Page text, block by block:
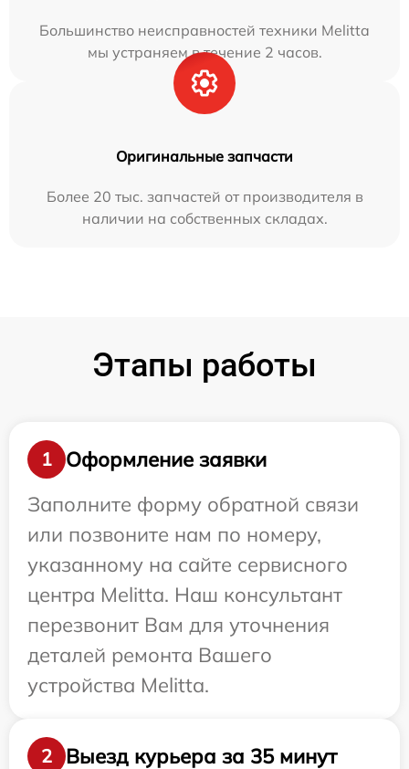
Большинство неисправностей техники Melitta
мы устраняем в течение 2 часов.
Оригинальные запчасти
Более 20 тыс. запчастей от производителя в
наличии на собственных складах.
Этапы работы
1
Оформление заявки
Заполните форму обратной связи
или позвоните нам по номеру,
указанному на сайте сервисного
центра Melitta. Наш консультант
перезвонит Вам для уточнения
деталей ремонта Вашего
устройства Melitta.
2 Выезд курьера за 35 минут